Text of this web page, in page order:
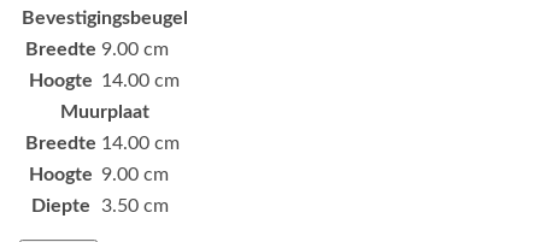
Bevestigingsbeugel
Breedte 9.00 cm
Hoogte 14.00 cm
Muurplaat
Breedte 14.00 cm
Hoogte 9.00 cm
Diepte
3.50 cm